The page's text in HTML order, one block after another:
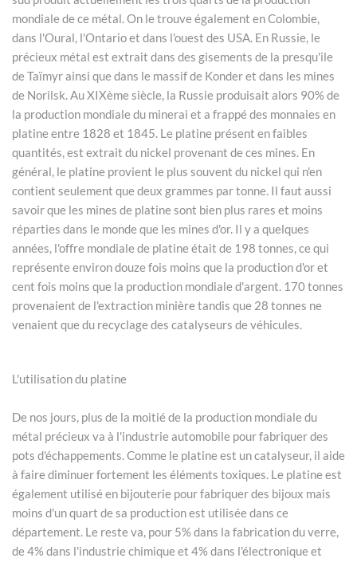
mondiale de ce métal. On le trouve également en Colombie,
dans l'Oural, l'Ontario et dans l'ouest des USA. En Russie, le
précieux métal est extrait dans des gisements de la presqu'ile
de Taïmyr ainsi que dans le massif de Konder et dans les mines
de Norilsk. Au XIXème siècle, la Russie produisait alors 90% de
la production mondiale du minerai et a frappé des monnaies en
platine entre 1828 et 1845. Le platine présent en faibles
quantités, est extrait du nickel provenant de ces mines. En
général, le platine provient le plus souvent du nickel qui n'en
contient seulement que deux grammes par tonne. Il faut aussi
savoir que les mines de platine sont bien plus rares et moins
réparties dans le monde que les mines d'or. Il y a quelques
années, l'offre mondiale de platine était de 198 tonnes, ce qui
représente environ douze fois moins que la production d'or et
cent fois moins que la production mondiale d'argent. 170 tonnes
provenaient de l'extraction minière tandis que 28 tonnes ne
venaient que du recyclage des catalyseurs de véhicules.
L'utilisation du platine
De nos jours, plus de la moitié de la production mondiale du
métal précieux va à l'industrie automobile pour fabriquer des
pots d'échappements. Comme le platine est un catalyseur, il aide
à faire diminuer fortement les éléments toxiques. Le platine est
également utilisé en bijouterie pour fabriquer des bijoux mais
moins d'un quart de sa production est utilisée dans ce
département. Le reste va, pour 5% dans la fabrication du verre,
de 4% dans l'industrie chimique et 4% dans l'électronique et